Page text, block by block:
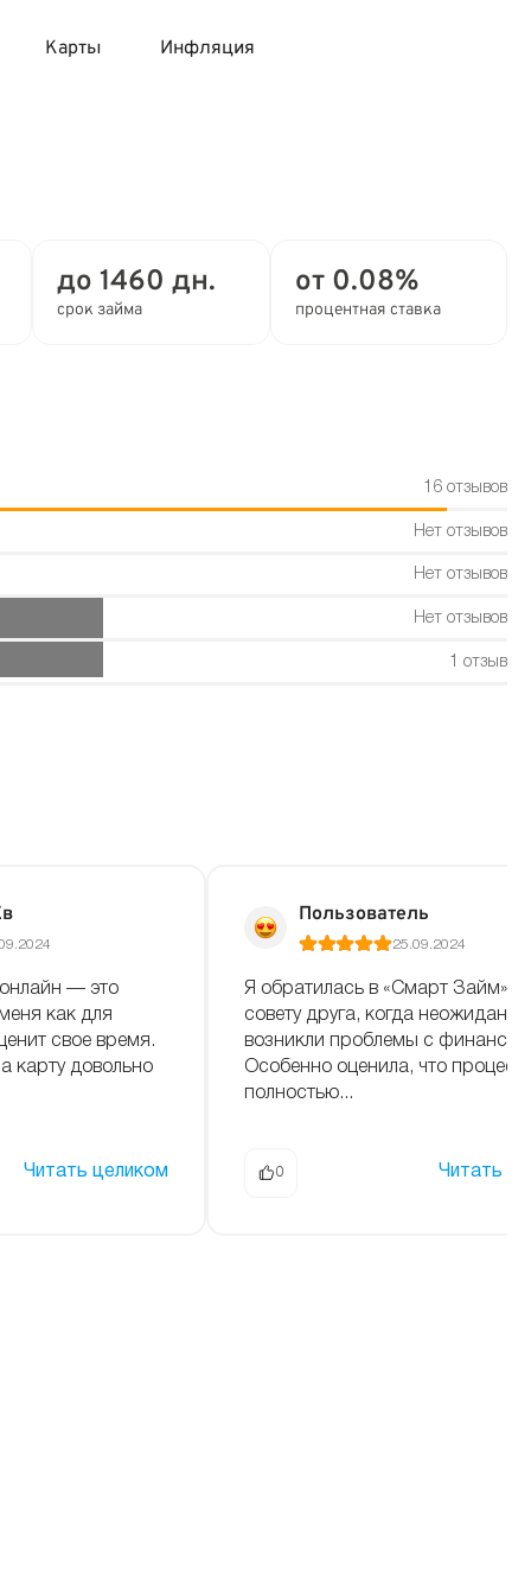
вклады
Карты
с доставкой на дом
Инфляция
до 1460 дн.
срок займа
от 0.08%
процентная ставка
16 отзывов
Нет отзывов
Нет отзывов
Нет отзывов
1 отзыв
— это
как для
свое время.
карту довольно
Читать целиком
Пользователь
25.09.2024
Я обратилась в «Смарт Займ»
совету друга, когда неожиданно
возникли проблемы с
Особенно оценила, что процесс
полностью...
0 Читать